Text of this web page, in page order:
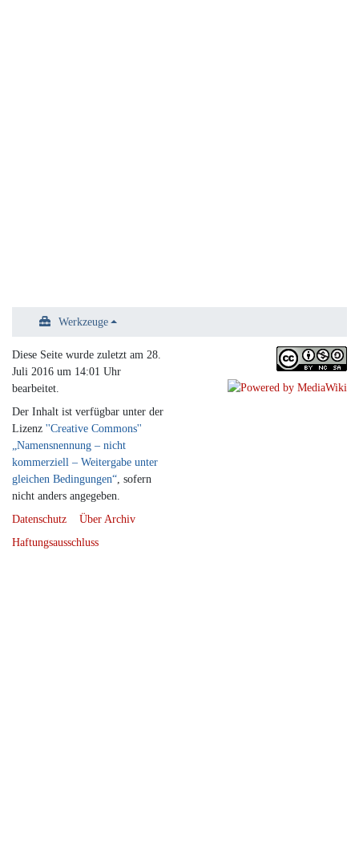
Werkzeuge
Diese Seite wurde zuletzt am 28.
Juli 2016 um 14:01 Uhr
bearbeitet.
Der Inhalt ist verfügbar unter der
Lizenz ''Creative Commons''
„Namensnennung – nicht
kommerziell – Weitergabe unter
gleichen Bedingungen“, sofern
nicht anders angegeben.
Datenschutz
Über Archiv
Haftungsausschluss